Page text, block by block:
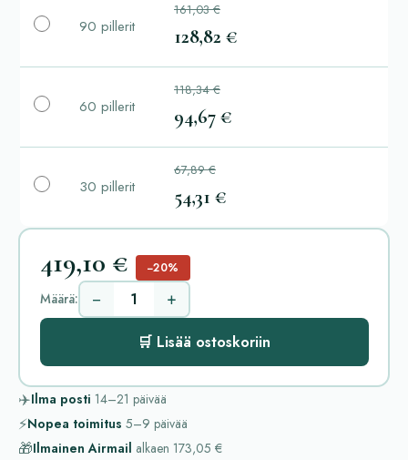
90 pillerit
161,03 €
128,82 €
60 pillerit
118,34 €
94,67 €
30 pillerit
67,89 €
54,31 €
419,10 € −20%
Määrä: − +
🛒 Lisää ostoskoriin
✈️Ilma posti 14–21 päivää
⚡Nopea toimitus 5–9 päivää
🎁Ilmainen Airmail alkaen 173,05 €